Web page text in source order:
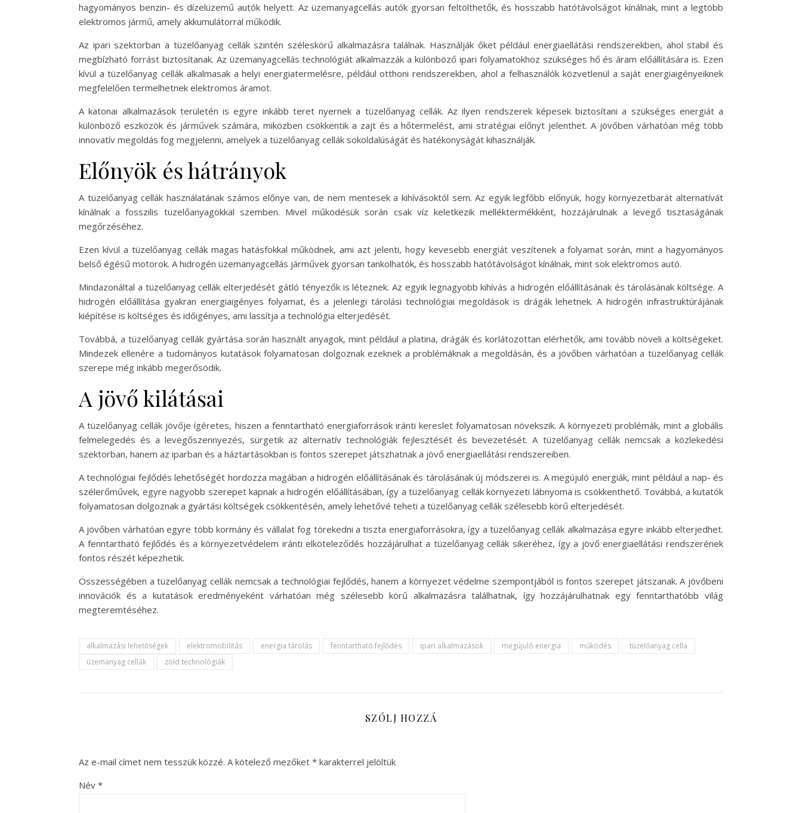
hagyományos benzin- és dízelüzemű autók helyett. Az üzemanyagcellás autók gyorsan feltölthetők, és hosszabb hatótávolságot kínálnak, mint a legtöbb
elektromos jármű, amely akkumulátorral működik.
Az ipari szektorban a tüzelőanyag cellák szintén széleskörű alkalmazásra találnak. Használják őket például energiaellátási rendszerekben, ahol stabil és
megbízható forrást biztosítanak. Az üzemanyagcellás technológiát alkalmazzák a különböző ipari folyamatokhoz szükséges hő és áram előállítására is. Ezen
kívül a tüzelőanyag cellák alkalmasak a helyi energiatermelésre, például otthoni rendszerekben, ahol a felhasználók közvetlenül a saját energiaigényeiknek
megfelelően termelhetnek elektromos áramot.
A katonai alkalmazások területén is egyre inkább teret nyernek a tüzelőanyag cellák. Az ilyen rendszerek képesek biztosítani a szükséges energiát a
különböző eszközök és járművek számára, miközben csökkentik a zajt és a hőtermelést, ami stratégiai előnyt jelenthet. A jövőben várhatóan még több
innovatív megoldás fog megjelenni, amelyek a tüzelőanyag cellák sokoldalúságát és hatékonyságát kihasználják.
Előnyök és hátrányok
A tüzelőanyag cellák használatának számos előnye van, de nem mentesek a kihívásoktól sem. Az egyik legfőbb előnyük, hogy környezetbarát alternatívát
kínálnak a fosszilis tüzelőanyagokkal szemben. Mivel működésük során csak víz keletkezik melléktermékként, hozzájárulnak a levegő tisztaságának
megőrzéséhez.
Ezen kívül a tüzelőanyag cellák magas hatásfokkal működnek, ami azt jelenti, hogy kevesebb energiát veszítenek a folyamat során, mint a hagyományos
belső égésű motorok. A hidrogén üzemanyagcellás járművek gyorsan tankolhatók, és hosszabb hatótávolságot kínálnak, mint sok elektromos autó.
Mindazonáltal a tüzelőanyag cellák elterjedését gátló tényezők is léteznek. Az egyik legnagyobb kihívás a hidrogén előállításának és tárolásának költsége. A
hidrogén előállítása gyakran energiaigényes folyamat, és a jelenlegi tárolási technológiai megoldások is drágák lehetnek. A hidrogén infrastruktúrájának
kiépítése is költséges és időigényes, ami lassítja a technológia elterjedését.
Továbbá, a tüzelőanyag cellák gyártása során használt anyagok, mint például a platina, drágák és korlátozottan elérhetők, ami tovább növeli a költségeket.
Mindezek ellenére a tudományos kutatások folyamatosan dolgoznak ezeknek a problémáknak a megoldásán, és a jövőben várhatóan a tüzelőanyag cellák
szerepe még inkább megerősödik.
A jövő kilátásai
A tüzelőanyag cellák jövője ígéretes, hiszen a fenntartható energiaforrások iránti kereslet folyamatosan növekszik. A környezeti problémák, mint a globális
felmelegedés és a levegőszennyezés, sürgetik az alternatív technológiák fejlesztését és bevezetését. A tüzelőanyag cellák nemcsak a közlekedési
szektorban, hanem az iparban és a háztartásokban is fontos szerepet játszhatnak a jövő energiaellátási rendszereiben.
A technológiai fejlődés lehetőségét hordozza magában a hidrogén előállításának és tárolásának új módszerei is. A megújuló energiák, mint például a nap- és
szélerőművek, egyre nagyobb szerepet kapnak a hidrogén előállításában, így a tüzelőanyag cellák környezeti lábnyoma is csökkenthető. Továbbá, a kutatók
folyamatosan dolgoznak a gyártási költségek csökkentésén, amely lehetővé teheti a tüzelőanyag cellák szélesebb körű elterjedését.
A jövőben várhatóan egyre több kormány és vállalat fog törekedni a tiszta energiaforrásokra, így a tüzelőanyag cellák alkalmazása egyre inkább elterjedhet.
A fenntartható fejlődés és a környezetvédelem iránti elköteleződés hozzájárulhat a tüzelőanyag cellák sikeréhez, így a jövő energiaellátási rendszerének
fontos részét képezhetik.
Összességében a tüzelőanyag cellák nemcsak a technológiai fejlődés, hanem a környezet védelme szempontjából is fontos szerepet játszanak. A jövőbeni
innovációk és a kutatások eredményeként várhatóan még szélesebb körű alkalmazásra találhatnak, így hozzájárulhatnak egy fenntarthatóbb világ
megteremtéséhez.
alkalmazási lehetőségek elektromobilitás energia tárolás fenntartható fejlődés ipari alkalmazások megújuló energia működés
tüzelőanyag cella
üzemanyag cellák
zöld technológiák
SZÓLJ HOZZÁ
Az e-mail címet nem tesszük közzé. A kötelező mezőket * karakterrel jelöltük
Név *